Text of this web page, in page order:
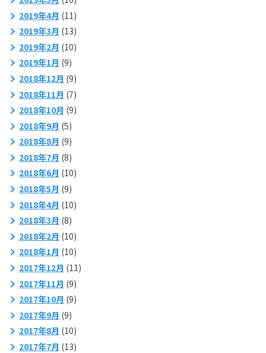
2019年4月 (11)
2019年3月 (13)
2019年2月 (10)
2019年1月 (9)
2018年12月 (9)
2018年11月 (7)
2018年10月 (9)
2018年9月 (5)
2018年8月 (9)
2018年7月 (8)
2018年6月 (10)
2018年5月 (9)
2018年4月 (10)
2018年3月 (8)
2018年2月 (10)
2018年1月 (10)
2017年12月 (11)
2017年11月 (9)
2017年10月 (9)
2017年9月 (9)
2017年8月 (10)
2017年7月 (13)